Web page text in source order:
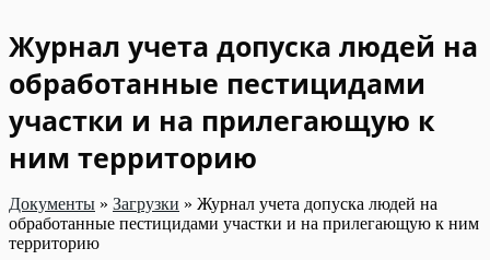
Журнал учета допуска людей на
обработанные пестицидами
участки и на прилегающую к
ним территорию
Документы » Загрузки » Журнал учета допуска людей на
обработанные пестицидами участки и на прилегающую к ним
территорию